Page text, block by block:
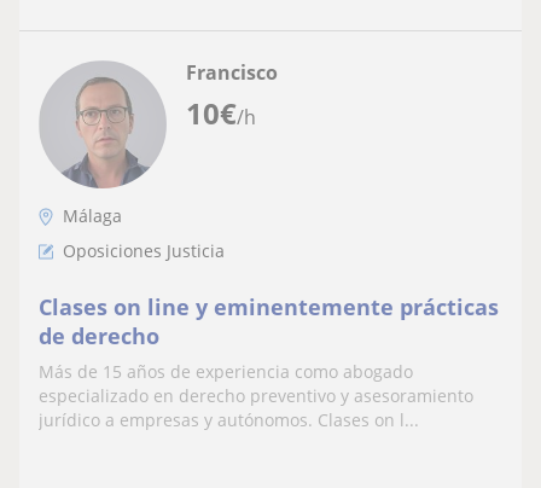
10€/h
Francisco
Málaga
Oposiciones Justicia
Clases on line y eminentemente prácticas
de derecho
Más de 15 años de experiencia como abogado
especializado en derecho preventivo y asesoramiento
jurídico a empresas y autónomos. Clases on l...